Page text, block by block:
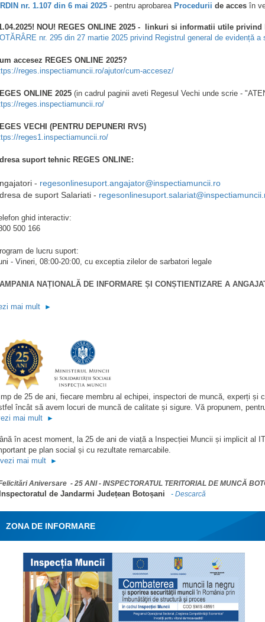
nr. 1.107 din 6 mai 2025 - pentru aprobarea Procedurii de acces în
NOU! REGES ONLINE 2025 - linkuri si informatii utile
nr. 295 din 27 martie 2025 privind Registrul general de evidență
accesez REGES ONLINE 2025?
reges.inspectiamuncii.ro/ajutor/cum-accesez/
ONLINE 2025 (in cadrul paginii aveti Regesul Vechi unde scrie -
reges.inspectiamuncii.ro/
VECHI (PENTRU DEPUNERI RVS)
reges1.inspectiamuncii.ro/
suport tehnic REGES ONLINE:
- regesonlinesuport.angajator@inspectiamuncii.ro
de suport Salariati -
ghid interactiv:
500 166
de lucru suport:
- Vineri, 08:00-20:00, cu exceptia zilelor de sarbatori legale
NAȚIONALĂ DE INFORMARE ȘI CONȘTIENTIZARE A
mai mult ►
de 25 de ani, fiecare membru al echipei, inspectori de muncă, experți
încât să avem locuri de muncă de calitate și sigure. Vă propunem,
mai mult
►
în acest moment, la 25 de ani de viață a Inspecției Muncii și implicit al
pe plan social și cu rezultate remarcabile.
vezi mai mult
►
Aniversare - 25 ANI - INSPECTORATUL TERITORIAL DE MUNCĂ
de Jandarmi Județean Botoșani - Descarcă
ZONA DE INFORMARE